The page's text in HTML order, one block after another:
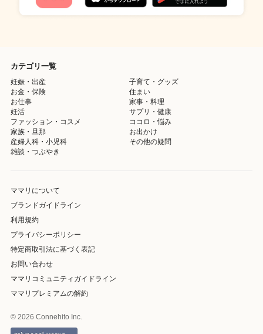
カテゴリ一覧
妊娠・出産
子育て・グッズ
お金・保険
住まい
お仕事
家事・料理
妊活
サプリ・健康
ファッション・コスメ
ココロ・悩み
家族・旦那
お出かけ
産婦人科・小児科
その他の疑問
雑談・つぶやき
ママリについて
ブランドガイドライン
利用規約
プライバシーポリシー
特定商取引法に基づく表記
お問い合わせ
ママリコミュニティガイドライン
ママリプレミアムの解約
© 2026 Connehito Inc.